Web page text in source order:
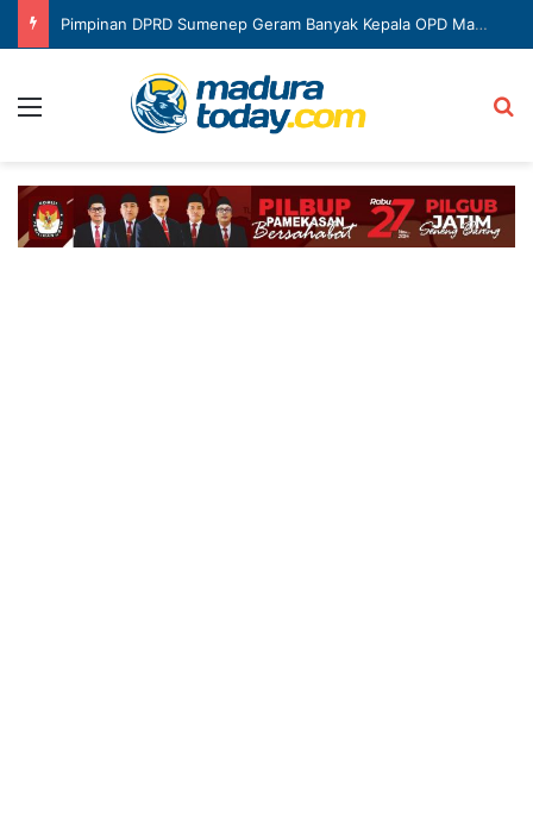
Pimpinan DPRD Sumenep Geram Banyak Kepala OPD Mangkir Rapat